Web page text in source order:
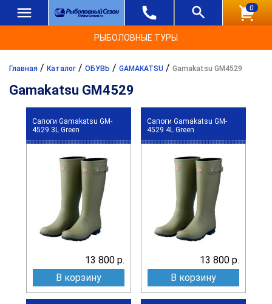
0
РЫБОЛОВНЫЕ ТУРЫ
Главная / Каталог / ОБУВЬ / GAMAKATSU / Gamakatsu GM4529
Gamakatsu GM4529
Сапоги Gamakatsu GM-
4529 3L Green
13 800 р.
В корзину
Сапоги Gamakatsu GM-
4529 4L Green
13 800 р.
В корзину